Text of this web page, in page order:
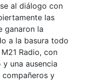
al diálogo con
las
ganaron la
a la basura todo
Radio, con
una ausencia
y